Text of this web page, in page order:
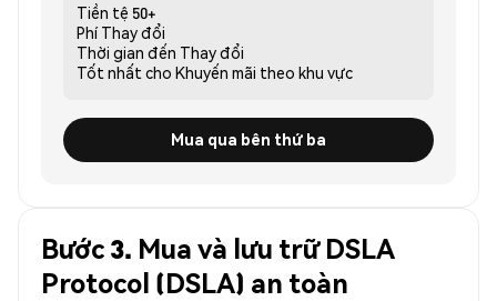
Tiền tệ 50+
Phí Thay đổi
Thời gian đến Thay đổi
Tốt nhất cho Khuyến mãi theo khu vực
Mua qua bên thứ ba
Bước 3. Mua và lưu trữ DSLA
Protocol (DSLA) an toàn